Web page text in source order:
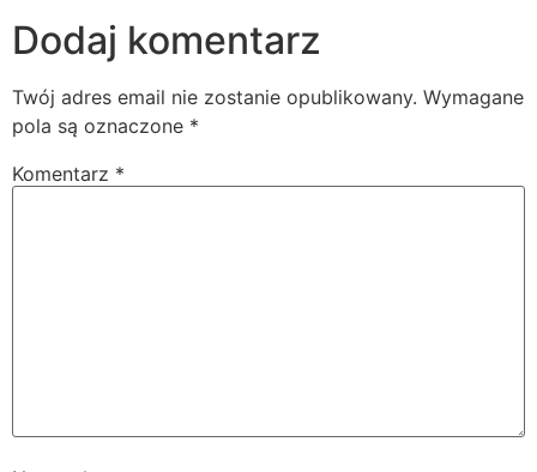
Dodaj komentarz
Twój adres email nie zostanie opublikowany. Wymagane
pola są oznaczone *
Komentarz *